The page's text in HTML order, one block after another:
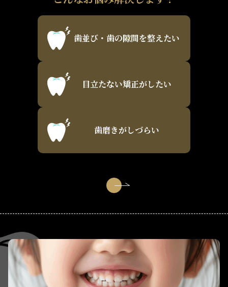
歯並び・歯の隙間を整えたい
目立たない矯正がしたい
歯磨きがしづらい